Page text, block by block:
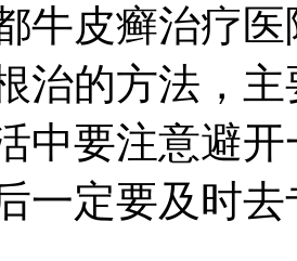
牛皮癣治疗
治的方法，
中要注意避
一定要及时